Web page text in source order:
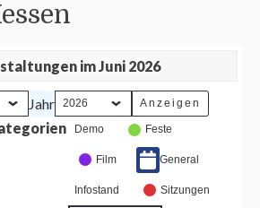
im Juni 2026
Jahr
Demo Feste
Film General
Infostand Sitzungen